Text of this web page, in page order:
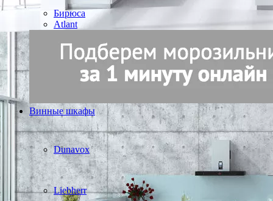
Бирюса
Atlant
Винные шкафы
Dunavox
Liebherr